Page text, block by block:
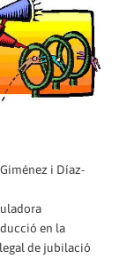
i Díaz-
en la
de jubilació